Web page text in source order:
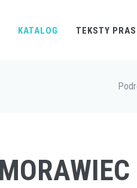
KATALOG TEKSTY